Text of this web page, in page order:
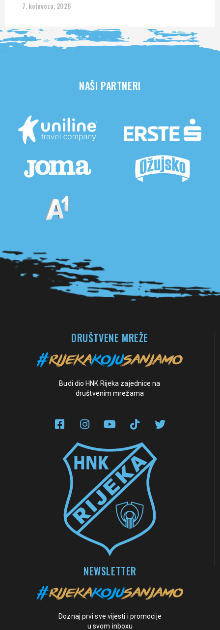
7. kolovoza, 2026
NAŠI PARTNERI
DRUŠTVENE MREŽE
Budi dio HNK Rijeka zajednice na
društvenim mrežama
NEWSLETTER
Doznaj prvi sve vijesti i promocije
u svom inboxu